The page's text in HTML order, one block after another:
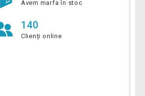
Avem marfa în stoc
140
Clienți online